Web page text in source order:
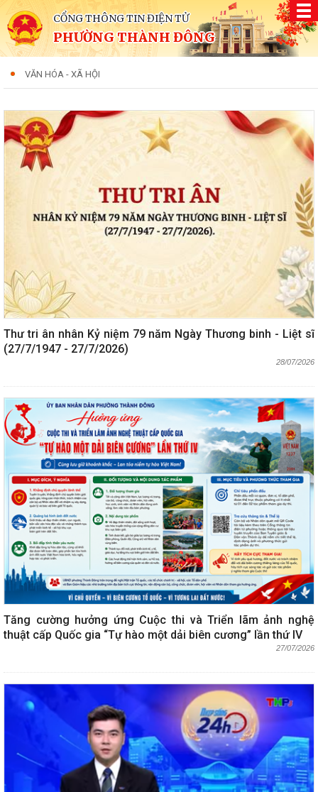
CỔNG THÔNG TIN ĐIỆN TỬ
PHƯỜNG THÀNH ĐÔNG
VĂN HÓA - XÃ HỘI
Thư tri ân nhân Kỷ niệm 79 năm Ngày Thương binh - Liệt sĩ
(27/7/1947 - 27/7/2026)
28/07/2026
Tăng cường hưởng ứng Cuộc thi và Triển lãm ảnh nghệ
thuật cấp Quốc gia “Tự hào một dải biên cương” lần thứ IV
27/07/2026